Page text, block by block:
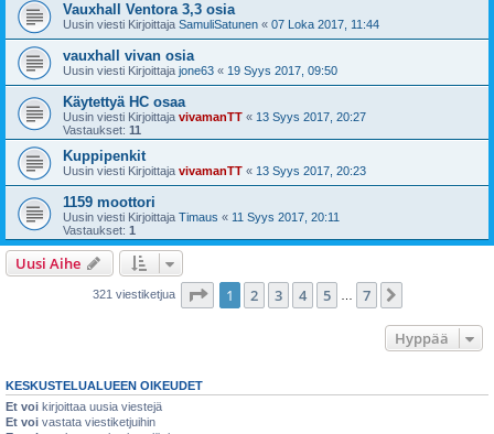
Vauxhall Ventora 3,3 osia
Uusin viesti Kirjoittaja SamuliSatunen « 07 Loka 2017, 11:44
vauxhall vivan osia
Uusin viesti Kirjoittaja jone63 « 19 Syys 2017, 09:50
Käytettyä HC osaa
Uusin viesti Kirjoittaja vivamanTT « 13 Syys 2017, 20:27
Vastaukset: 11
Kuppipenkit
Uusin viesti Kirjoittaja vivamanTT « 13 Syys 2017, 20:23
1159 moottori
Uusin viesti Kirjoittaja Timaus « 11 Syys 2017, 20:11
Vastaukset: 1
Uusi Aihe
321 viestiketjua Sivu /7
1 2 3 4 5 7
Hyppää
KESKUSTELUALUEEN OIKEUDET
Et voi kirjoittaa uusia viestejä
Et voi vastata viestiketjuihin